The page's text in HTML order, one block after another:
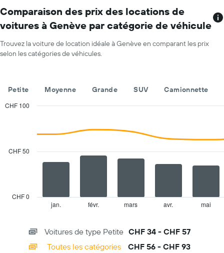
d'une
voiture
de
location
pour
une
de
succursales
Sur
graphique,
1
indiquent
les
agences
Sur
Y
location
Comparaison des prix des locations de
voitures à Genève par catégorie de véhicule
Trouvez la voiture de location idéale à Genève en comparant les prix
selon les catégories de véhicules.
Petite Moyenne Grande SUV Camionnette
data
series.
displaying
categories.
jan. févr. mars avr. mai
CHF 0
CHF 50
CHF 100
Voitures de type Petite CHF 34 - CHF 57
Toutes les catégories
CHF 56 - CHF 93